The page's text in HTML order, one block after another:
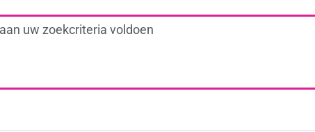
uw zoekcriteria voldoen